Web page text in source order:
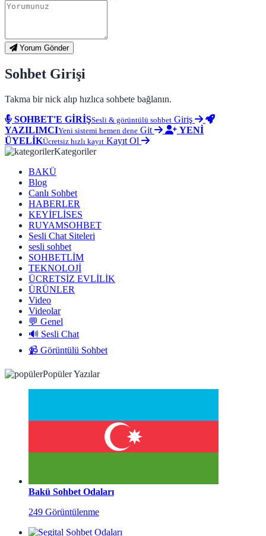
Yorum Gönder
Sohbet Girişi
Takma bir nick alıp hızlıca sohbete bağlanın.
SOHBET'E GİRİŞSesli & görüntülü sohbet Giriş
YAZILIMCIYeni sistemi hemen dene Git
YENİ
ÜYELİKÜcretsiz hızlı kayıt Kayıt Ol
Kategoriler
BAKÜ
Blog
Canlı Sohbet
HABERLER
KEYİFLİSES
RUYAMSOHBET
Sesli Chat Siteleri
sesli sohbet
SOHBETLİM
TEKNOLOJİ
ÜCRETSİZ EVLİLİK
ÜRÜNLER
Video
Videolar
💬 Genel
🔊 Sesli Chat
📹 Görüntülü Sohbet
Popüler Yazılar
Bakü Sohbet Odaları
249 Görüntülenme